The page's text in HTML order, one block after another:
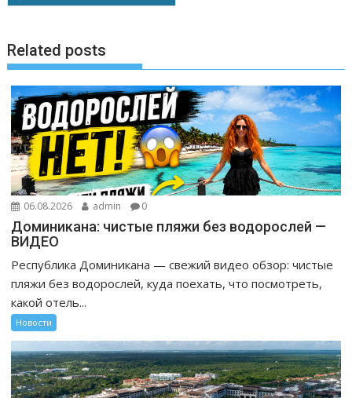
Related posts
06.08.2026 admin 0
Доминикана: чистые пляжи без водорослей —
ВИДЕО
Республика Доминикана — свежий видео обзор: чистые
пляжи без водорослей, куда поехать, что посмотреть,
какой отель...
Новости